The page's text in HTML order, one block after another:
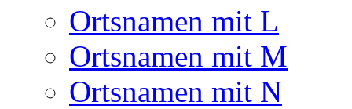
Ortsnamen mit L
Ortsnamen mit M
Ortsnamen mit N